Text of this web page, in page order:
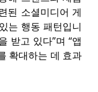
된 소셜미디어 게
는 행동 패턴입니
받고 있다”며 “앱
확대하는 데 효과